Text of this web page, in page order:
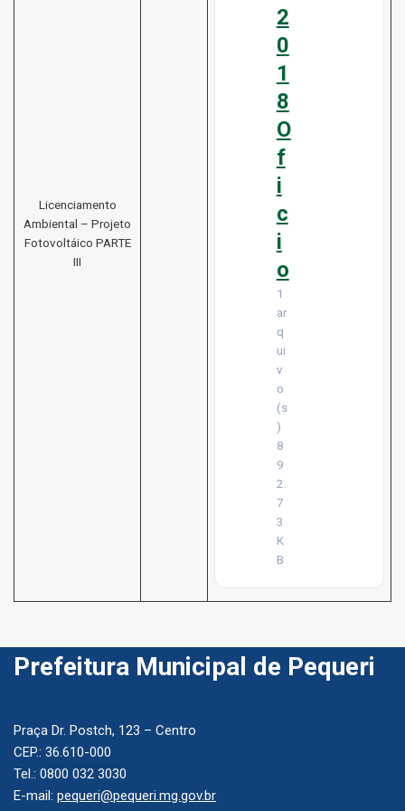
Licenciamento
Ambiental – Projeto
Fotovoltáico PARTE
III
2
0
1
8
O
f
i
c
i
o
1
ar
q
ui
v
o
(s
)
8
9
2.
7
3
K
B
Prefeitura Municipal de Pequeri
Praça Dr. Postch, 123 – Centro
CEP.: 36.610-000
Tel.: 0800 032 3030
E-mail: pequeri@pequeri.mg.gov.br